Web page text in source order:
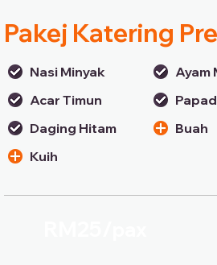
Pakej Katering
Nasi Minyak
Acar Timun
Daging Hitam
Kuih
Ayam
Buah